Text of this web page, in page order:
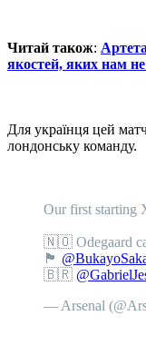
Читай також:
якостей, яких нам
Для українця цей
лондонську команду.
Our first starting
🇳🇴 Odegaard
🏴󠁧󠁢󠁥󠁮󠁧󠁿
🇧🇷
— Arsenal